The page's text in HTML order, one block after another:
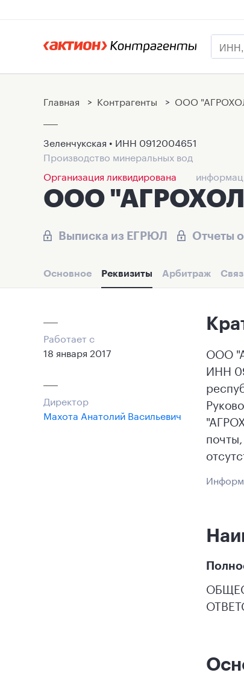
Главная > Контрагенты > ООО
Зеленчукская • ИНН 0912004651
Производство минеральных вод
Организация ликвидирована
ООО
Выписка из ЕГРЮЛ Отчеты
Основное Реквизиты Арбитраж
Работает с
18 января 2017
Директор
Махота Анатолий Васильевич
ООО
ИНН